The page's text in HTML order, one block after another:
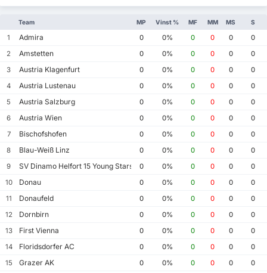
Team MP Vinst % MF MM MS S
1 Admira 0 0% 0 0 0
0
2
Amstetten 0 0% 0 0 0
0
3
Austria Klagenfurt 0 0% 0 0 0
0
4
Austria Lustenau 0 0% 0 0 0
0
5
Austria Salzburg 0 0% 0 0 0
0
6
Austria Wien 0 0% 0 0 0
0
7
Bischofshofen 0 0% 0 0 0
0
8
Blau-Weiß Linz 0 0% 0 0 0
0
9
SV Dinamo Helfort 15 Young Stars FC
0 0% 0 0 0
0
10
Donau 0 0% 0 0 0
0
11
Donaufeld 0 0% 0 0 0
0
12
Dornbirn 0 0% 0 0 0
0
13
First Vienna 0 0% 0 0 0
0
14
Floridsdorfer AC 0 0% 0 0 0
0
15
Grazer AK 0 0% 0 0 0
0